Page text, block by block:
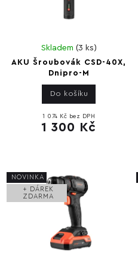
AKU Šroubovák CSD-40X,
Dnipro-M
Skladem (3 ks)
1 074 Kč bez DPH
1 300 Kč
Do košíku
NOVINKA
+ DÁREK
ZDARMA